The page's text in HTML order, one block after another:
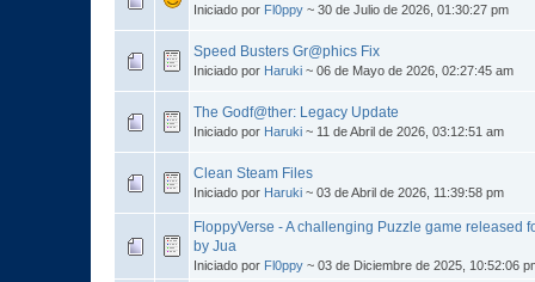
Iniciado por Fl0ppy ~ 30 de Julio de 2026, 01:30:27 pm
Speed Busters Gr@phics Fix
Iniciado por Haruki ~ 06 de Mayo de 2026, 02:27:45 am
The Godf@ther: Legacy Update
Iniciado por Haruki ~ 11 de Abril de 2026, 03:12:51 am
Clean Steam Files
Iniciado por Haruki ~ 03 de Abril de 2026, 11:39:58 pm
FloppyVerse - A challenging Puzzle game released
by Jua
Iniciado por Fl0ppy ~ 03 de Diciembre de 2025, 10:52:06